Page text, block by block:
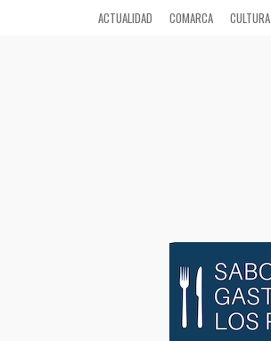
ACTUALIDAD COMARCA CULTURA